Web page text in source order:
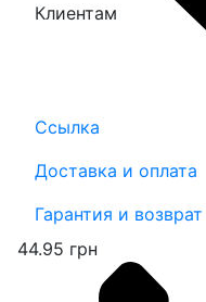
Клиентам
Ссылка
Доставка и оплата
Гарантия и возврат
44.95 грн